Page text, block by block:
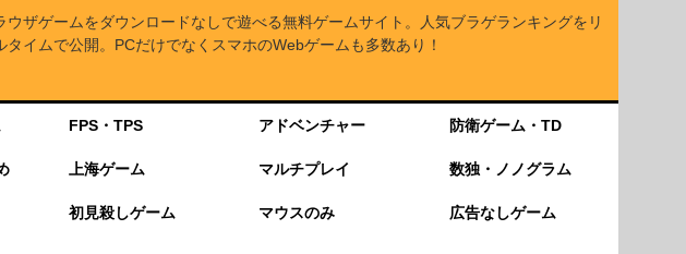
ウザゲームをダウンロードなしで遊べる無料ゲームサイト。人気ブラゲランキングをリ
タイムで公開。PCだけでなくスマホのWebゲームも多数あり！
FPS・TPS アドベンチャー 防衛ゲーム・TD
上海ゲーム マルチプレイ 数独・ノノグラム
初見殺しゲーム マウスのみ 広告なしゲーム